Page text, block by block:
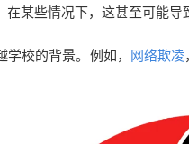
在某些情况下，这甚至可能导
校的背景。例如， 网络欺凌